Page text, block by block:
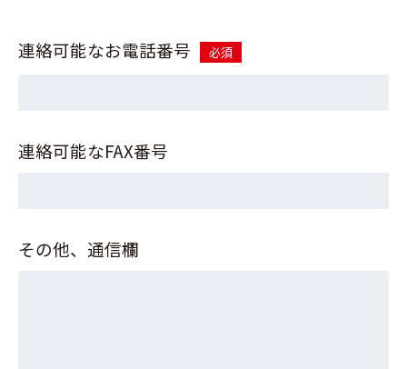
連絡可能なお電話番号 必須
連絡可能なFAX番号
その他、通信欄